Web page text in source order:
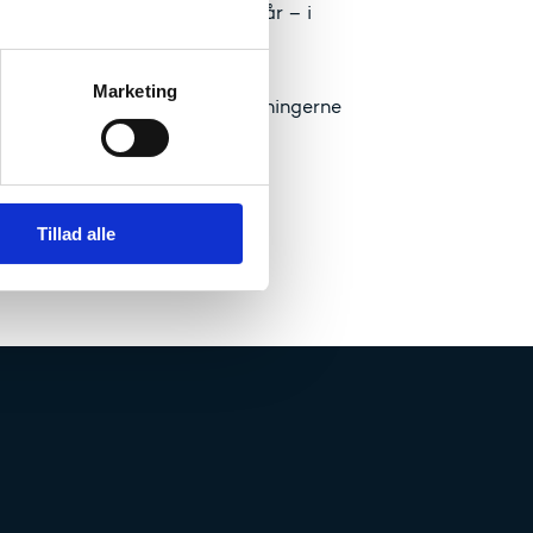
Marketing
Tillad alle
der går ud over et år – i
og
uden at øge omkostningerne